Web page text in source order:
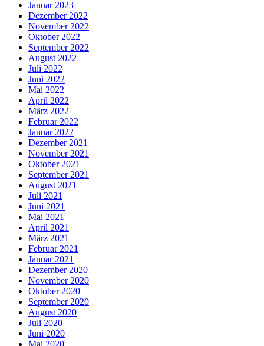
Januar 2023
Dezember 2022
November 2022
Oktober 2022
September 2022
August 2022
Juli 2022
Juni 2022
Mai 2022
April 2022
März 2022
Februar 2022
Januar 2022
Dezember 2021
November 2021
Oktober 2021
September 2021
August 2021
Juli 2021
Juni 2021
Mai 2021
April 2021
März 2021
Februar 2021
Januar 2021
Dezember 2020
November 2020
Oktober 2020
September 2020
August 2020
Juli 2020
Juni 2020